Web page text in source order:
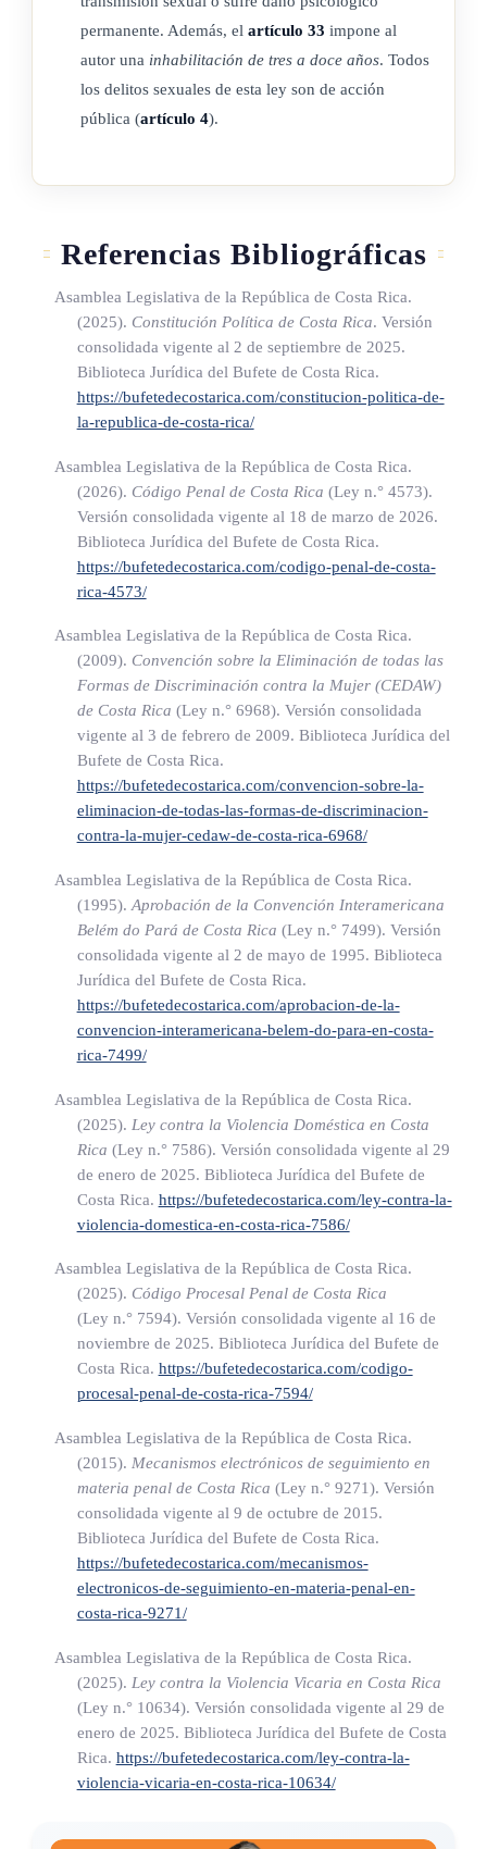
Revocatoria de una pena alternativa
El incumplimiento de una pena alternativa facultará al juez de
condenado se le aplique la pena de prisión durante el tiempo
Ante la comisión de un nuevo delito, el juez tendrá la
facultad de revocar la pena alternativa, si la persona es
sentenciada posteriormente, en otras causas penales por
violencia contra las mujeres.
ARTÍCULO 15
Penas accesorias
Las penas accesorias se aplicarán junto con la pena de prisión
o las penas alternativas. El reemplazo de la pena principal por
accesoria. Lo anterior se realizará respetando, en todo
momento, el derecho del acusado al debido proceso legal en
ARTÍCULO 16
Pena de cumplimiento de instrucciones
La pena de cumplimiento de instrucciones consistirá en el
sometimiento a un plan de conducta en libertad, el cual será
establecido por el juez que dicta la sentencia o por el juez de
ejecución de la pena y podrá contener las siguientes
instrucciones:
a) Someter a la persona a un programa de tratamiento de
adicciones para el control del consumo de alcohol,
sustancias estupefacientes, psicotrópicas o drogas
enervantes, cuando dicha adicción esté relacionada con la
conducta sancionada o sus circunstancias.
b) Someter a la persona a un programa especializado para
tratamientos completos, psicológico y psiquiátrico.
c) Prohibición de residencia: esta pena consiste en la
prohibición de residir en un lugar determinado y de ir a él
o transitar por él sin autorización judicial. El juez
determinará el lugar, el cual podrá ser un barrio, un
distrito, un cantón o una provincia, teniendo en cuenta la
necesidad de protección de las víctimas. Esta instrucción
en ningún caso podrá asumir la forma de un castigo de
destierro.
d) Limitación de uso de armas: consistirá en la prohibición
de obtención de permisos de tenencia, matrícula y
portación de armas de cualquier tipo. La sentencia firme
que imponga esta pena deberá ser comunicada al Arsenal
Nacional del Ministerio de Seguridad Pública, que llevará
un archivo de tales sentencias, a efecto de considerar
fuego que realice el sentenciado.
Instituto Nacional de las Mujeres y el Ministerio de Justicia
permanente. Además, el artículo 33 impone al
autor una inhabilitación de tres a doce años. Todos
los delitos sexuales de esta ley son de acción
pública (artículo 4).
Referencias Bibliográficas
Asamblea Legislativa de la República de Costa Rica.
(2025). Constitución Política de Costa Rica. Versión
consolidada vigente al 2 de septiembre de 2025.
Biblioteca Jurídica del Bufete de Costa Rica.
https://bufetedecostarica.com/constitucion-politica-de-
la-republica-de-costa-rica/
Asamblea Legislativa de la República de Costa Rica.
(2026). Código Penal de Costa Rica (Ley n.° 4573).
Versión consolidada vigente al 18 de marzo de 2026.
Biblioteca Jurídica del Bufete de Costa Rica.
https://bufetedecostarica.com/codigo-penal-de-costa-
rica-4573/
Asamblea Legislativa de la República de Costa Rica.
(2009). Convención sobre la Eliminación de todas las
Formas de Discriminación contra la Mujer (CEDAW)
de Costa Rica (Ley n.° 6968). Versión consolidada
vigente al 3 de febrero de 2009. Biblioteca Jurídica del
Bufete de Costa Rica.
https://bufetedecostarica.com/convencion-sobre-la-
eliminacion-de-todas-las-formas-de-discriminacion-
contra-la-mujer-cedaw-de-costa-rica-6968/
Asamblea Legislativa de la República de Costa Rica.
(1995). Aprobación de la Convención Interamericana
Belém do Pará de Costa Rica (Ley n.° 7499). Versión
consolidada vigente al 2 de mayo de 1995. Biblioteca
Jurídica del Bufete de Costa Rica.
https://bufetedecostarica.com/aprobacion-de-la-
convencion-interamericana-belem-do-para-en-costa-
rica-7499/
Asamblea Legislativa de la República de Costa Rica.
(2025). Ley contra la Violencia Doméstica en Costa
Rica (Ley n.° 7586). Versión consolidada vigente al 29
de enero de 2025. Biblioteca Jurídica del Bufete de
Costa Rica. https://bufetedecostarica.com/ley-contra-la-
violencia-domestica-en-costa-rica-7586/
Asamblea Legislativa de la República de Costa Rica.
(2025). Código Procesal Penal de Costa Rica
(Ley n.° 7594). Versión consolidada vigente al 16 de
noviembre de 2025. Biblioteca Jurídica del Bufete de
Costa Rica. https://bufetedecostarica.com/codigo-
procesal-penal-de-costa-rica-7594/
Asamblea Legislativa de la República de Costa Rica.
(2015). Mecanismos electrónicos de seguimiento en
materia penal de Costa Rica (Ley n.° 9271). Versión
consolidada vigente al 9 de octubre de 2015.
Biblioteca Jurídica del Bufete de Costa Rica.
https://bufetedecostarica.com/mecanismos-
electronicos-de-seguimiento-en-materia-penal-en-
costa-rica-9271/
Asamblea Legislativa de la República de Costa Rica.
(2025). Ley contra la Violencia Vicaria en Costa Rica
(Ley n.° 10634). Versión consolidada vigente al 29 de
enero de 2025. Biblioteca Jurídica del Bufete de Costa
Rica. https://bufetedecostarica.com/ley-contra-la-
violencia-vicaria-en-costa-rica-10634/